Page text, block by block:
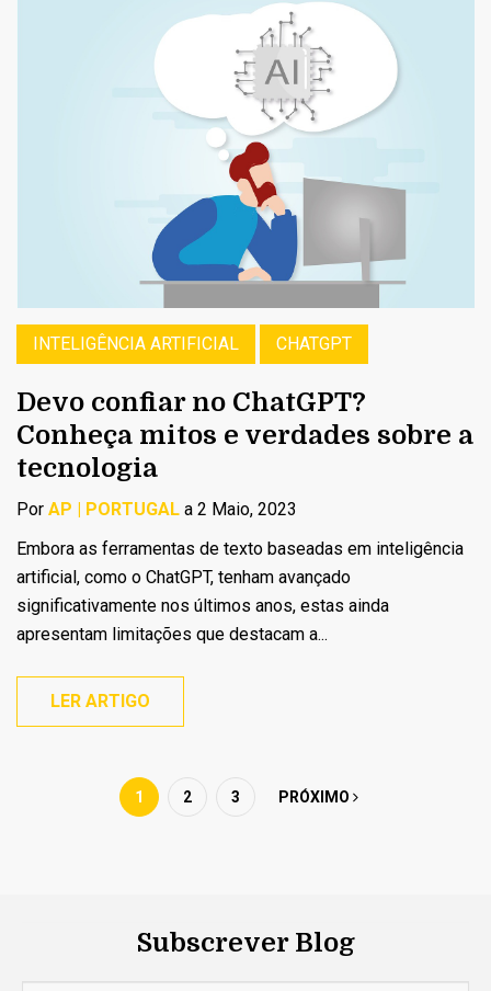
INTELIGÊNCIA ARTIFICIAL CHATGPT
Devo confiar no ChatGPT?
Conheça mitos e verdades sobre a
tecnologia
Por AP | PORTUGAL a 2 Maio, 2023
Embora as ferramentas de texto baseadas em inteligência
artificial, como o ChatGPT, tenham avançado
significativamente nos últimos anos, estas ainda
apresentam limitações que destacam a...
LER ARTIGO
1 2 3 PRÓXIMO
Subscrever Blog